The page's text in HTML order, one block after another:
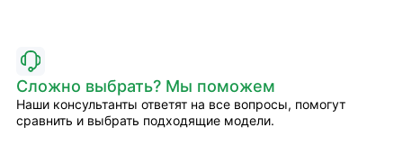
Сложно выбрать? Мы поможем
Наши консультанты ответят на все вопросы, помогут
сравнить и выбрать подходящие модели.